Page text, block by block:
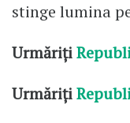
stinge lumina
Urmăriți
Urmăriți